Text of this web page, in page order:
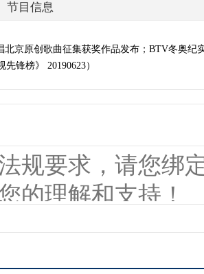
节目信息
北京原创歌曲征集获奖作品发布；BTV冬奥
锋榜》 20190623）